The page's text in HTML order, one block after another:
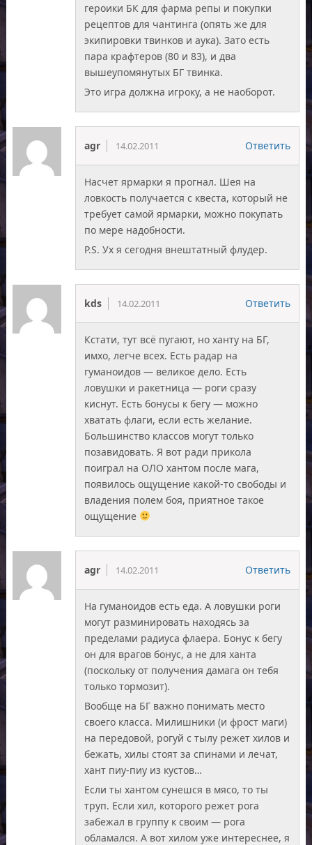
героики БК для фарма репы и покупки
рецептов для чантинга (опять же для
экипировки твинков и аука). Зато есть
пара крафтеров (80 и 83), и два
вышеупомянутых БГ твинка.
Это игра должна игроку, а не наоборот.
agr 14.02.2011 Ответить
Насчет ярмарки я прогнал. Шея на
ловкость получается с квеста, который не
требует самой ярмарки, можно покупать
по мере надобности.
P.S. Ух я сегодня внештатный флудер.
kds 14.02.2011 Ответить
Кстати, тут всё пугают, но ханту на БГ,
имхо, легче всех. Есть радар на
гуманоидов — великое дело. Есть
ловушки и ракетница — роги сразу
киснут. Есть бонусы к бегу — можно
хватать флаги, если есть желание.
Большинство классов могут только
позавидовать. Я вот ради прикола
поиграл на ОЛО хантом после мага,
появилось ощущение какой-то свободы и
владения полем боя, приятное такое
ощущение
agr 14.02.2011 Ответить
На гуманоидов есть еда. А ловушки роги
могут разминировать находясь за
пределами радиуса флаера. Бонус к бегу
он для врагов бонус, а не для ханта
(поскольку от получения дамага он тебя
только тормозит).
Вообще на БГ важно понимать место
своего класса. Милишники (и фрост маги)
на передовой, рогуй с тылу режет хилов и
бежать, хилы стоят за спинами и лечат,
хант пиу-пиу из кустов…
Если ты хантом сунешся в мясо, то ты
труп. Если хил, которого режет рога
забежал в группу к своим — рога
обламался. А вот хилом уже интереснее, я